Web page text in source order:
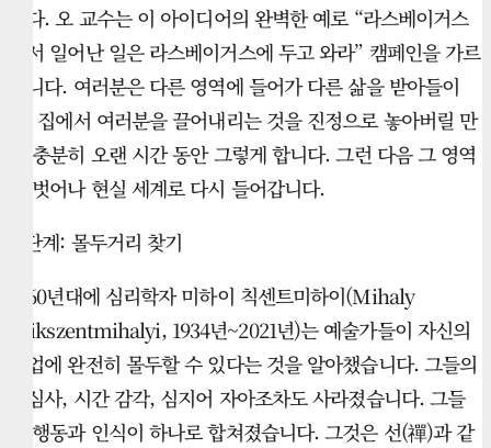
니다. 오 교수는 이 아이디어의 완벽한 예로 “라스베이거스
에서 일어난 일은 라스베이거스에 두고 와라” 캠페인을 가르
킵니다. 여러분은 다른 영역에 들어가 다른 삶을 받아들이
고, 집에서 여러분을 끌어내리는 것을 진정으로 놓아버릴 만
큼 충분히 오랜 시간 동안 그렇게 합니다. 그런 다음 그 영역
을 벗어나 현실 세계로 다시 들어갑니다.
2 단계: 몰두거리 찾기
1960년대에 심리학자 미하이 칙센트미하이(Mihaly
Csikszentmihalyi, 1934년~2021년)는 예술가들이 자신의
작업에 완전히 몰두할 수 있다는 것을 알아챘습니다. 그들의
관심사, 시간 감각, 심지어 자아조차도 사라졌습니다. 그들
의 행동과 인식이 하나로 합쳐졌습니다. 그것은 선(禪)과 같